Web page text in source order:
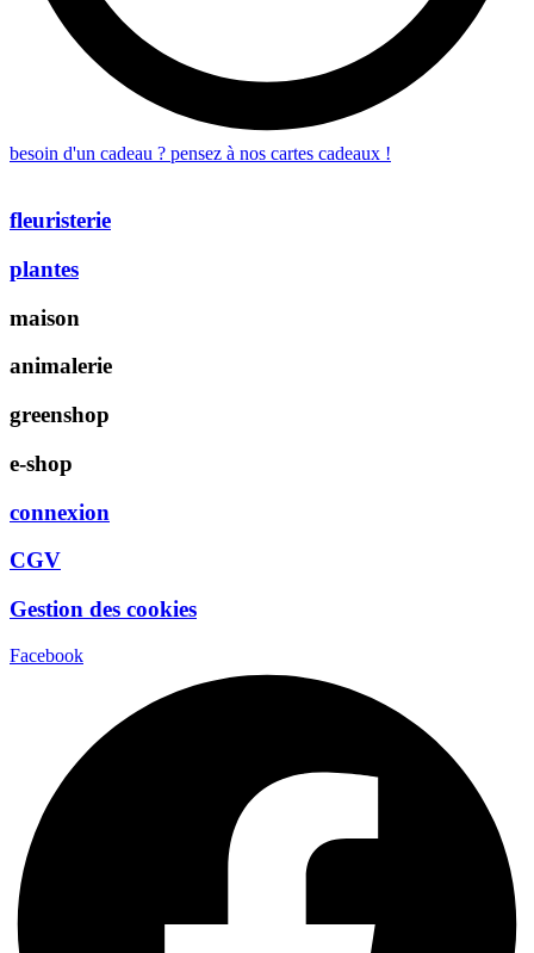
besoin d'un cadeau ? pensez à nos cartes cadeaux !
fleuristerie
plantes
maison
animalerie
greenshop
e-shop
connexion
CGV
Gestion des cookies
Facebook